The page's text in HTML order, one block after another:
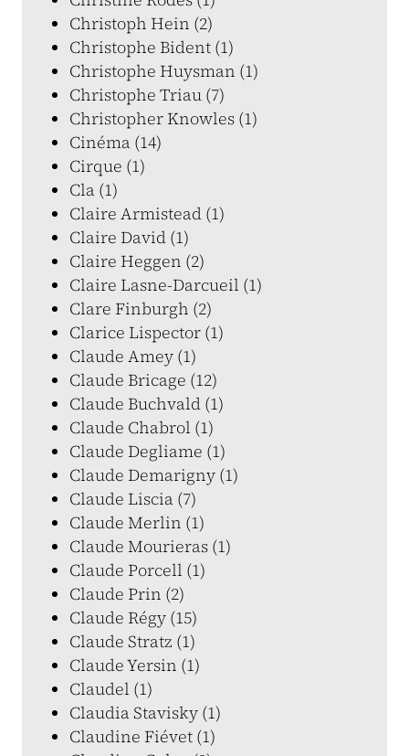
Christoph Hein (2)
Christophe Bident (1)
Christophe Huysman (1)
Christophe Triau (7)
Christopher Knowles (1)
Cinéma (14)
Cirque (1)
Cla (1)
Claire Armistead (1)
Claire David (1)
Claire Heggen (2)
Claire Lasne-Darcueil (1)
Clare Finburgh (2)
Clarice Lispector (1)
Claude Amey (1)
Claude Bricage (12)
Claude Buchvald (1)
Claude Chabrol (1)
Claude Degliame (1)
Claude Demarigny (1)
Claude Liscia (7)
Claude Merlin (1)
Claude Mourieras (1)
Claude Porcell (1)
Claude Prin (2)
Claude Régy (15)
Claude Stratz (1)
Claude Yersin (1)
Claudel (1)
Claudia Stavisky (1)
Claudine Fiévet (1)